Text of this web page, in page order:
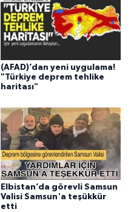
(AFAD)’dan yeni uygulama!
"Türkiye deprem tehlike
haritası"
Elbistan’da görevli Samsun
Valisi Samsun'a teşükkür
etti